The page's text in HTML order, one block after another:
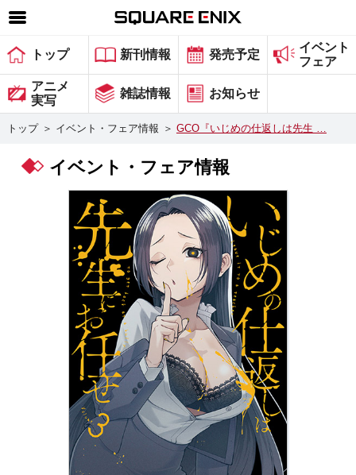
SQUARE ENIX 公式サイトメニュー
ゲーム
マガジン＆ブックス
グッズ
会社情報 採用情報
スクウェア・エニックス サイト内検索
トップ 新刊情報 発売予定
イベント
フェア
アニメ
実写
雑誌情報 お知らせ
トップ ＞ イベント・フェア情報 ＞ GCO『いじめの仕返しは先生 …
イベント・フェア情報